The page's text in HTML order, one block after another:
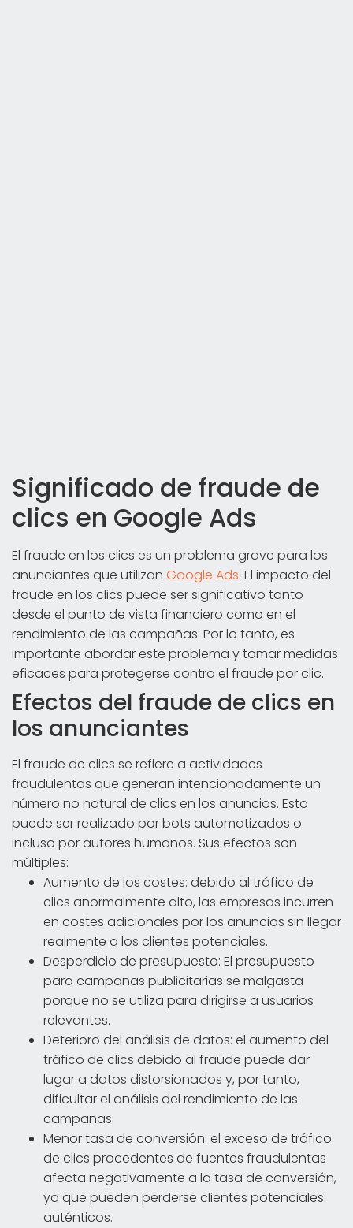
Significado de fraude de
clics en Google Ads
El fraude en los clics es un problema grave para los
anunciantes que utilizan Google Ads. El impacto del
fraude en los clics puede ser significativo tanto
desde el punto de vista financiero como en el
rendimiento de las campañas. Por lo tanto, es
importante abordar este problema y tomar medidas
eficaces para protegerse contra el fraude por clic.
Efectos del fraude de clics en
los anunciantes
El fraude de clics se refiere a actividades
fraudulentas que generan intencionadamente un
número no natural de clics en los anuncios. Esto
puede ser realizado por bots automatizados o
incluso por autores humanos. Sus efectos son
múltiples:
Aumento de los costes: debido al tráfico de
clics anormalmente alto, las empresas incurren
en costes adicionales por los anuncios sin llegar
realmente a los clientes potenciales.
Desperdicio de presupuesto: El presupuesto
para campañas publicitarias se malgasta
porque no se utiliza para dirigirse a usuarios
relevantes.
Deterioro del análisis de datos: el aumento del
tráfico de clics debido al fraude puede dar
lugar a datos distorsionados y, por tanto,
dificultar el análisis del rendimiento de las
campañas.
Menor tasa de conversión: el exceso de tráfico
de clics procedentes de fuentes fraudulentas
afecta negativamente a la tasa de conversión,
ya que pueden perderse clientes potenciales
auténticos.